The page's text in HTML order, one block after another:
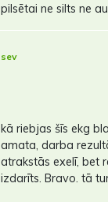
pilsētai ne silts ne
sev
kā riebjas šīs ekg
amata, darba
atrakstās exelī, bet
izdarīts. Bravo. tā